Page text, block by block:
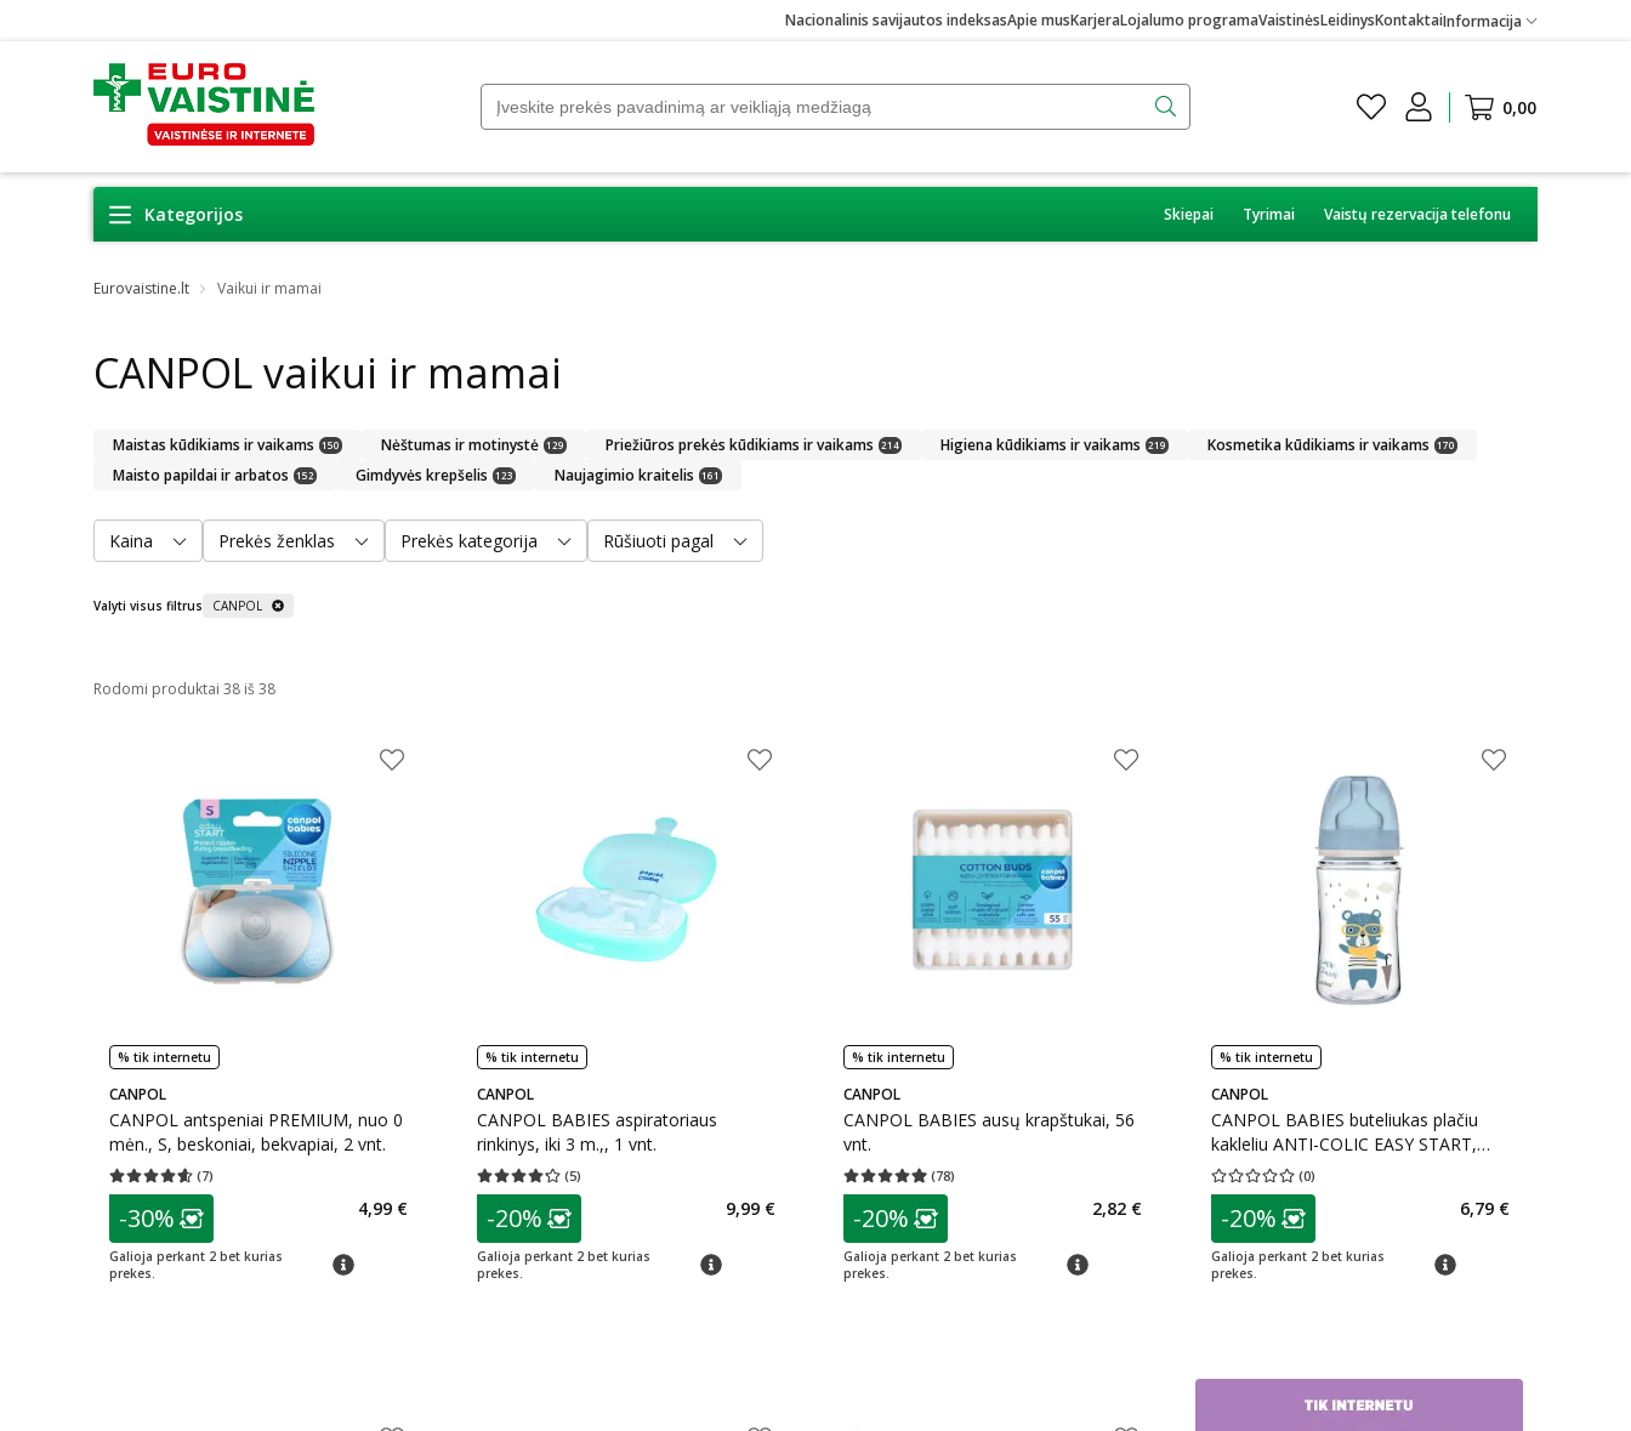
Nacionalinis savijautos indeksasApie musKarjeraLojalumo programaVaistinėsLeidinysKontaktaiInformacija
0,00
Kategorijos Skiepai Tyrimai Vaistų rezervacija telefonu
Eurovaistine.lt Vaikui ir mamai
CANPOL vaikui ir mamai
Maistas kūdikiams ir vaikams 150 Nėštumas ir motinystė 129 Priežiūros prekės kūdikiams ir vaikams 214 Higiena kūdikiams ir vaikams 219 Kosmetika kūdikiams ir vaikams 170
Maisto papildai ir arbatos 152 Gimdyvės krepšelis 123 Naujagimio kraitelis 161
Kaina Prekės ženklas Prekės kategorija Rūšiuoti pagal
Valyti visus filtrus CANPOL
Rodomi produktai 38 iš 38
% tik internetu
CANPOL
CANPOL antspeniai PREMIUM, nuo 0
mėn., S, beskoniai, bekvapiai, 2 vnt.
(7)
Vidutinis įvertinimas 4.57
patarimas
Lojalumo klubo narių nuolaida:
-30%
Galioja perkant 2 bet kurias
prekes.
patarimas
4,99 €
% tik internetu
CANPOL
CANPOL BABIES aspiratoriaus
rinkinys, iki 3 m.,, 1 vnt.
(5)
Vidutinis įvertinimas 4.20
patarimas
Lojalumo klubo narių nuolaida:
-20%
Galioja perkant 2 bet kurias
prekes.
patarimas
9,99 €
% tik internetu
CANPOL
CANPOL BABIES ausų krapštukai, 56
vnt.
(78)
Vidutinis įvertinimas 4.94
patarimas
Lojalumo klubo narių nuolaida:
-20%
Galioja perkant 2 bet kurias
prekes.
patarimas
2,82 €
% tik internetu
CANPOL
CANPOL BABIES buteliukas plačiu
kakleliu ANTI-COLIC EASY START,
nuo 4 mėn., 1 vnt., 240 ml
(0)
Vidutinis įvertinimas 0.00
patarimas
Lojalumo klubo narių nuolaida
-20%
Galioja perkant 2 bet kurias
prekes.
patarimas
6,79 €